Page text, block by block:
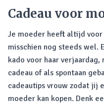
Cadeau voor
Je moeder heeft altijd
misschien nog steeds wel.
kado voor haar
cadeau of als spontaan
cadeautips vrouw zodat jij
moeder kan kopen. Denk